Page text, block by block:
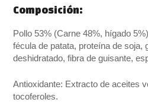
Composición:
Pollo 53% (Carne 48%, hígado
fécula de patata, proteína de soja,
deshidratado, fibra de guisante,
Antioxidante: Extracto de aceites
tocoferoles.